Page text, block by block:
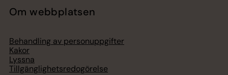
Om webbplatsen
Behandling av personuppgifter
Kakor
Lyssna
Tillgänglighetsredogörelse